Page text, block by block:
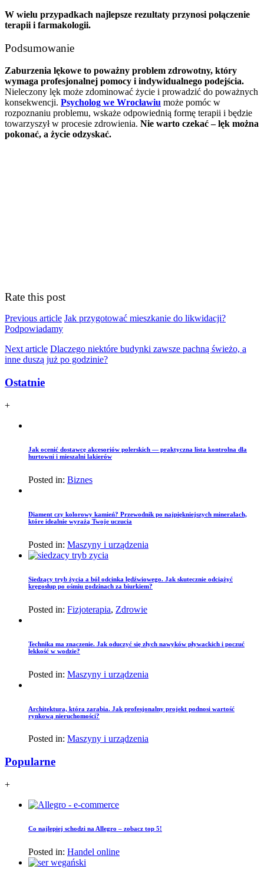
W wielu przypadkach najlepsze rezultaty przynosi połączenie
terapii i farmakologii.
Podsumowanie
Zaburzenia lękowe to poważny problem zdrowotny, który
wymaga profesjonalnej pomocy i indywidualnego podejścia.
Nieleczony lęk może zdominować życie i prowadzić do poważnych
konsekwencji. Psycholog we Wrocławiu może pomóc w
rozpoznaniu problemu, wskaże odpowiednią formę terapii i będzie
towarzyszył w procesie zdrowienia. Nie warto czekać – lęk można
pokonać, a życie odzyskać.
Rate this post
Previous article Jak przygotować mieszkanie do likwidacji?
Podpowiadamy
Next article Dlaczego niektóre budynki zawsze pachną świeżo, a
inne duszą już po godzinie?
Ostatnie
+
Jak ocenić dostawcę akcesoriów polerskich — praktyczna lista kontrolna dla
hurtowni i mieszalni lakierów
Posted in: Biznes
Diament czy kolorowy kamień? Przewodnik po najpiękniejszych minerałach,
które idealnie wyrażą Twoje uczucia
Posted in: Maszyny i urządzenia
Siedzący tryb życia a ból odcinka lędźwiowego. Jak skutecznie odciążyć
kręgosłup po ośmiu godzinach za biurkiem?
Posted in: Fizjoterapia, Zdrowie
Technika ma znaczenie. Jak oduczyć się złych nawyków pływackich i poczuć
lekkość w wodzie?
Posted in: Maszyny i urządzenia
Architektura, która zarabia. Jak profesjonalny projekt podnosi wartość
rynkową nieruchomości?
Posted in: Maszyny i urządzenia
Popularne
+
Co najlepiej schodzi na Allegro – zobacz top 5!
Posted in: Handel online